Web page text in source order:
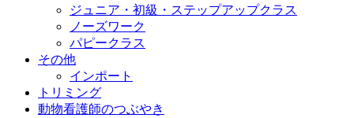
ジュニア・初級・ステップアップクラス
ノーズワーク
パピークラス
その他
インポート
トリミング
動物看護師のつぶやき